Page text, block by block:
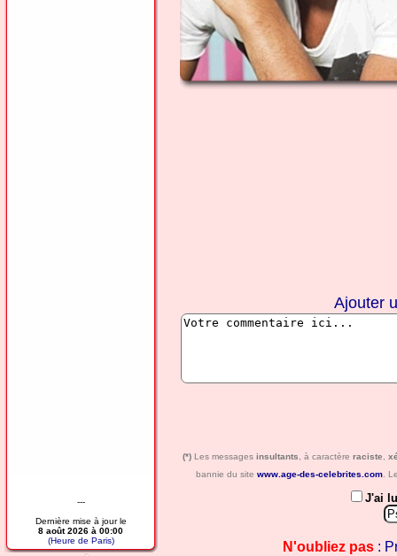
---
Dernière mise à jour le
8 août 2026 à 00:00
(Heure de Paris)
Ajouter
(*) Les messages insultants , à caractère raciste
bannie du site www.age-des-celebrites.com.
J'ai
N'oubliez pas :